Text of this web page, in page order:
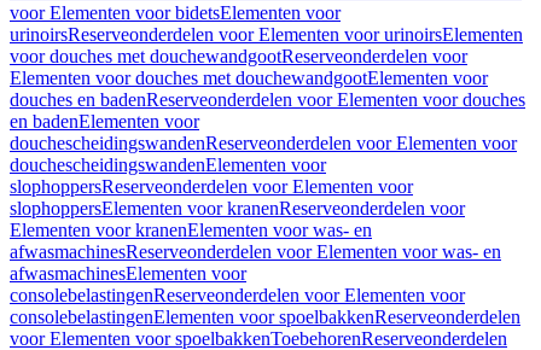
voor Elementen voor bidetsElementen voor
urinoirsReserveonderdelen voor Elementen voor urinoirsElementen
voor douches met douchewandgootReserveonderdelen voor
Elementen voor douches met douchewandgootElementen voor
douches en badenReserveonderdelen voor Elementen voor douches
en badenElementen voor
douchescheidingswandenReserveonderdelen voor Elementen voor
douchescheidingswandenElementen voor
slophoppersReserveonderdelen voor Elementen voor
slophoppersElementen voor kranenReserveonderdelen voor
Elementen voor kranenElementen voor was- en
afwasmachinesReserveonderdelen voor Elementen voor was- en
afwasmachinesElementen voor
consolebelastingenReserveonderdelen voor Elementen voor
consolebelastingenElementen voor spoelbakkenReserveonderdelen
voor Elementen voor spoelbakkenToebehorenReserveonderdelen